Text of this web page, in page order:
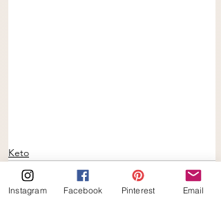
Keto
Instagram Facebook Pinterest Email